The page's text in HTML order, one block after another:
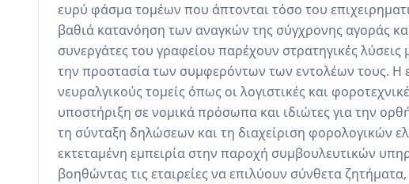
ευρύ φάσμα τομέων που άπτονται τόσο του
βαθιά κατανόηση των αναγκών της σύγχρονης αγοράς
συνεργάτες του γραφείου παρέχουν στρατηγικές
την προστασία των συμφερόντων των εντολέων τους. Η
νευραλγικούς τομείς όπως οι λογιστικές και
υποστήριξη σε νομικά πρόσωπα και ιδιώτες για την
τη σύνταξη δηλώσεων και τη διαχείριση φορολογικών
εκτεταμένη εμπειρία στην παροχή συμβουλευτικών
βοηθώντας τις εταιρείες να επιλύουν σύνθετα